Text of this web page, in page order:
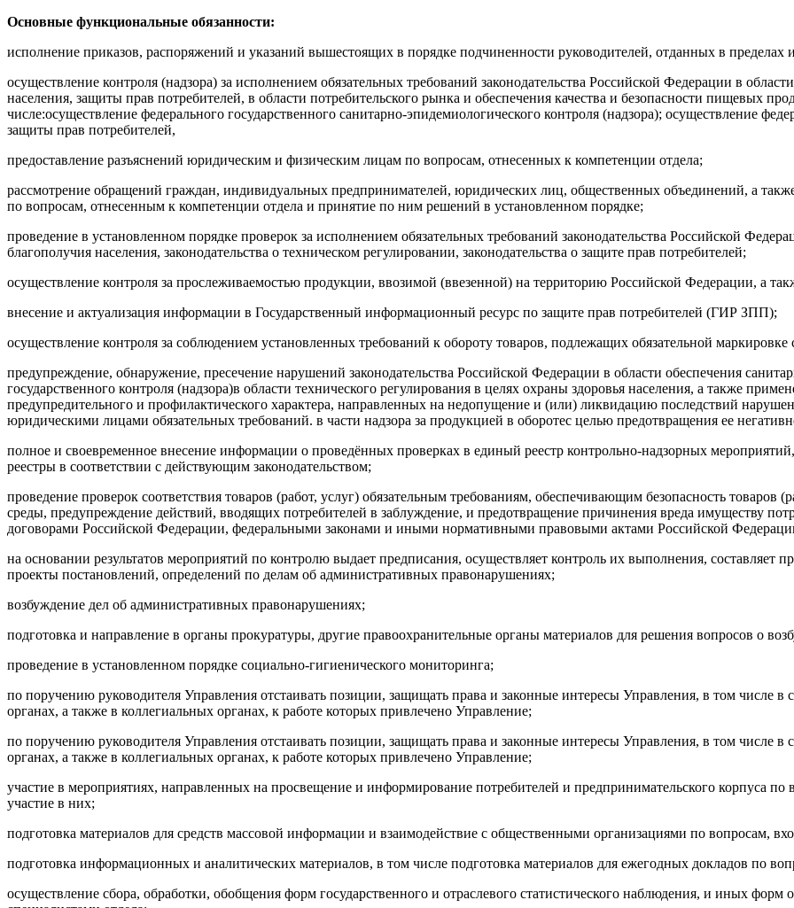
Основные функциональные обязанности:
исполнение приказов, распоряжений и указаний вышестоящих в порядке подчиненности руководителей, отданных в
осуществление контроля (надзора) за исполнением обязательных требований законодательства Российской Федерации в
населения, защиты прав потребителей, в области потребительского рынка и обеспечения качества и безопасности пищевых
числе:осуществление федерального государственного санитарно-эпидемиологического контроля (надзора); осуществление
защиты прав потребителей,
предоставление разъяснений юридическим и физическим лицам по вопросам, отнесенных к компетенции отдела;
рассмотрение обращений граждан, индивидуальных предпринимателей, юридических лиц, общественных объединений, а
по вопросам, отнесенным к компетенции отдела и принятие по ним решений в установленном порядке;
проведение в установленном порядке проверок за исполнением обязательных требований законодательства Российской
благополучия населения, законодательства о техническом регулировании, законодательства о защите прав потребителей;
осуществление контроля за прослеживаемостью продукции, ввозимой (ввезенной) на территорию Российской Федерации, а
внесение и актуализация информации в Государственный информационный ресурс по защите прав потребителей (ГИР ЗПП);
осуществление контроля за соблюдением установленных требований к обороту товаров, подлежащих обязательной
предупреждение, обнаружение, пресечение нарушений законодательства Российской Федерации в области обеспечения
государственного контроля (надзора)в области технического регулирования в целях охраны здоровья населения, а также
предупредительного и профилактического характера, направленных на недопущение и (или) ликвидацию последствий
юридическими лицами обязательных требований. в части надзора за продукцией в оборотес целью предотвращения ее
полное и своевременное внесение информации о проведённых проверках в единый реестр контрольно-надзорных мероприятий,
реестры в соответствии с действующим законодательством;
проведение проверок соответствия товаров (работ, услуг) обязательным требованиям, обеспечивающим безопасность
среды, предупреждение действий, вводящих потребителей в заблуждение, и предотвращение причинения вреда имуществу
договорами Российской Федерации, федеральными законами и иными нормативными правовыми актами Российской
на основании результатов мероприятий по контролю выдает предписания, осуществляет контроль их выполнения, составляет
проекты постановлений, определений по делам об административных правонарушениях;
возбуждение дел об административных правонарушениях;
подготовка и направление в органы прокуратуры, другие правоохранительные органы материалов для решения вопросов о
проведение в установленном порядке социально-гигиенического мониторинга;
по поручению руководителя Управления отстаивать позиции, защищать права и законные интересы Управления, в том числе
органах, а также в коллегиальных органах, к работе которых привлечено Управление;
по поручению руководителя Управления отстаивать позиции, защищать права и законные интересы Управления, в том числе
органах, а также в коллегиальных органах, к работе которых привлечено Управление;
участие в мероприятиях, направленных на просвещение и информирование потребителей и предпринимательского корпуса по
участие в них;
подготовка материалов для средств массовой информации и взаимодействие с общественными организациями по вопросам,
подготовка информационных и аналитических материалов, в том числе подготовка материалов для ежегодных докладов по
осуществление сбора, обработки, обобщения форм государственного и отраслевого статистического наблюдения, и иных форм